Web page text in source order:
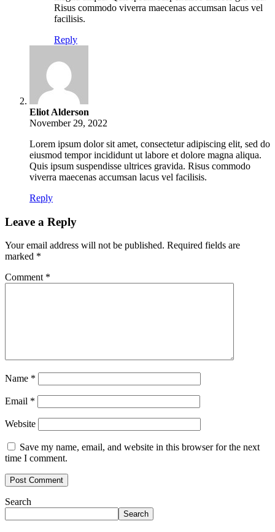
Risus commodo viverra maecenas accumsan lacus vel
facilisis.
Reply
Eliot Alderson
November 29, 2022
Lorem ipsum dolor sit amet, consectetur adipiscing elit, sed do
eiusmod tempor incididunt ut labore et dolore magna aliqua.
Quis ipsum suspendisse ultrices gravida. Risus commodo
viverra maecenas accumsan lacus vel facilisis.
Reply
Leave a Reply
Your email address will not be published. Required fields are
marked *
Comment *
Name *
Email *
Website
Save my name, email, and website in this browser for the next
time I comment.
Search
Search